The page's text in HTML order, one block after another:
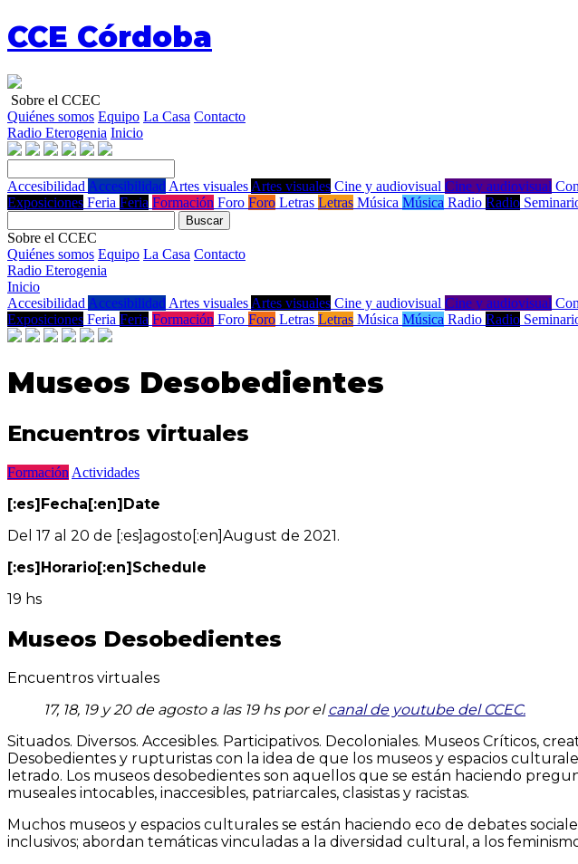
CCE Córdoba
Sobre el CCEC
Quiénes somos Equipo La Casa Contacto
Radio Eterogenia Inicio
Accesibilidad Accesibilidad Artes visuales Artes visuales Cine y audiovisual Cine y audiovisual
Exposiciones Feria Feria Formación Foro Foro Letras Letras Música Música Radio Radio
Buscar
Sobre el CCEC
Quiénes somos Equipo La Casa Contacto
Radio Eterogenia
Inicio
Accesibilidad Accesibilidad Artes visuales Artes visuales Cine y audiovisual Cine y audiovisual
Exposiciones Feria Feria Formación Foro Foro Letras Letras Música Música Radio Radio
Museos Desobedientes
Encuentros virtuales
Formación Actividades
[:es]Fecha[:en]Date
Del 17 al 20 de [:es]agosto[:en]August de 2021.
[:es]Horario[:en]Schedule
19 hs
Museos Desobedientes
Encuentros virtuales
17, 18, 19 y 20 de agosto a las 19 hs por elcanal de youtube del CCEC.
Situados. Diversos. Accesibles. Participativos. Decoloniales. Museos Críticos,
Desobedientes y rupturistas con la idea de que los museos y espacios
letrado. Los museos desobedientes son aquellos que se están haciendo
museales intocables, inaccesibles, patriarcales, clasistas y racistas.
Muchos museos y espacios culturales se están haciendo eco de debates
inclusivos; abordan temáticas vinculadas a la diversidad cultural, a los